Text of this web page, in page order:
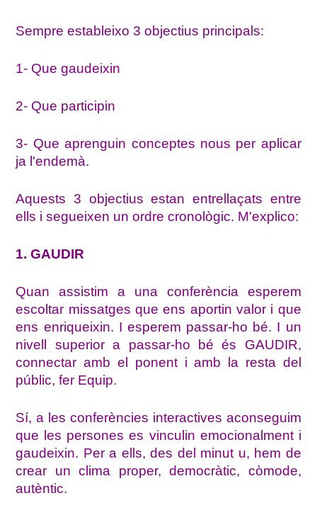
Sempre estableixo 3 objectius principals:
1- Que gaudeixin
2- Que participin
3- Que aprenguin conceptes nous per aplicar
ja l'endemà.
Aquests 3 objectius estan entrellaçats entre
ells i segueixen un ordre cronològic. M'explico:
1. GAUDIR
Quan assistim a una conferència esperem
escoltar missatges que ens aportin valor i que
ens enriqueixin. I esperem passar-ho bé. I un
nivell superior a passar-ho bé és GAUDIR,
connectar amb el ponent i amb la resta del
públic, fer Equip.
Sí, a les conferències interactives aconseguim
que les persones es vinculin emocionalment i
gaudeixin. Per a ells, des del minut u, hem de
crear un clima proper, democràtic, còmode,
autèntic.